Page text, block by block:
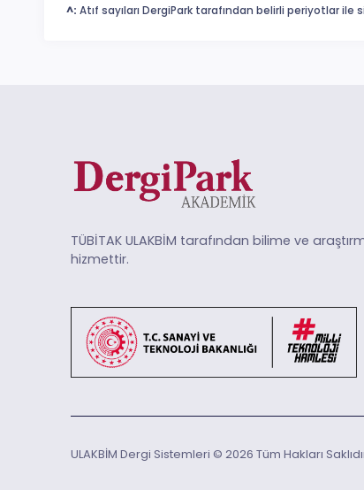
^: Atıf sayıları DergiPark tarafından belirli periyotlar ile
TÜBİTAK ULAKBİM tarafından bilime ve
hizmettir.
ULAKBİM Dergi Sistemleri © 2026 Tüm Hakları